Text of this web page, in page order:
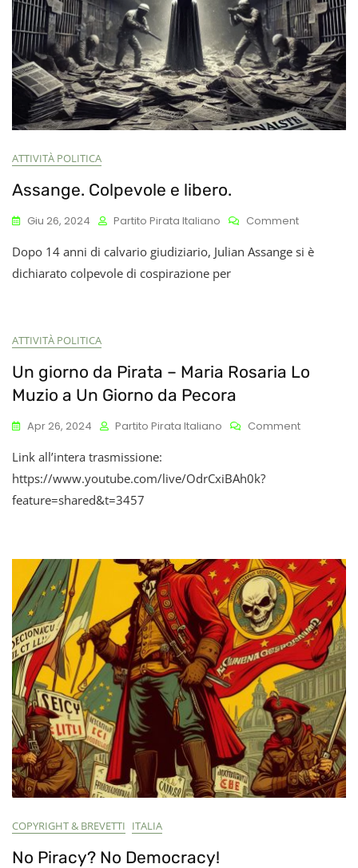
ATTIVITÀ POLITICA
Assange. Colpevole e libero.
Giu 26, 2024 Partito Pirata Italiano CommentOn
Colpevole
Dopo 14 anni di calvario giudiziario, Julian Assange si è
dichiarato colpevole di cospirazione per
ATTIVITÀ POLITICA
Un giorno da Pirata – Maria Rosaria Lo
Muzio a Un Giorno da Pecora
Apr 26, 2024 Partito Pirata Italiano CommentOn
Muzio
A
Un
Giorno
Da
Pecora
Link all’intera trasmissione:
https://www.youtube.com/live/OdrCxiBAh0k?
feature=shared&t=3457
COPYRIGHT & BREVETTI ITALIA
No Piracy? No Democracy!